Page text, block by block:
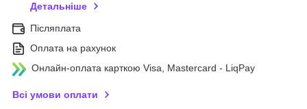
Детальніше
Післяплата
Оплата на рахунок
Онлайн-оплата карткою Visa, Mastercard - LiqPay
Всі умови оплати